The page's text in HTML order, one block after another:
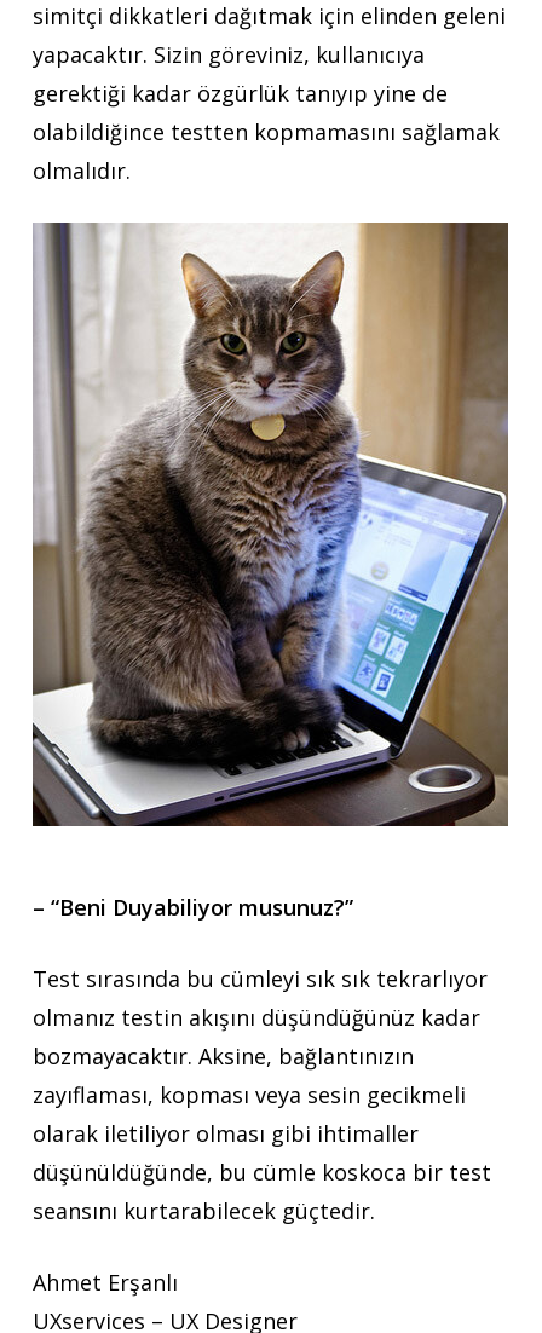
simitçi dikkatleri dağıtmak için elinden geleni
yapacaktır. Sizin göreviniz, kullanıcıya
gerektiği kadar özgürlük tanıyıp yine de
olabildiğince testten kopmamasını sağlamak
olmalıdır.
– “Beni Duyabiliyor musunuz?”
Test sırasında bu cümleyi sık sık tekrarlıyor
olmanız testin akışını düşündüğünüz kadar
bozmayacaktır. Aksine, bağlantınızın
zayıflaması, kopması veya sesin gecikmeli
olarak iletiliyor olması gibi ihtimaller
düşünüldüğünde, bu cümle koskoca bir test
seansını kurtarabilecek güçtedir.
Ahmet Erşanlı
UXservices – UX Designer